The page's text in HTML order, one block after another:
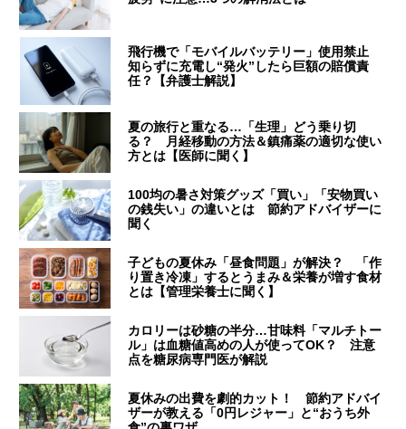
飛行機で「モバイルバッテリー」使用禁止
知らずに充電し“発火”したら巨額の賠償責
任？【弁護士解説】
夏の旅行と重なる…「生理」どう乗り切
る？ 月経移動の方法＆鎮痛薬の適切な使い
方とは【医師に聞く】
100均の暑さ対策グッズ「買い」「安物買い
の銭失い」の違いとは 節約アドバイザーに
聞く
子どもの夏休み「昼食問題」が解決？ 「作
り置き冷凍」するとうまみ＆栄養が増す食材
とは【管理栄養士に聞く】
カロリーは砂糖の半分…甘味料「マルチトー
ル」は血糖値高めの人が使ってOK？ 注意
点を糖尿病専門医が解説
夏休みの出費を劇的カット！ 節約アドバイ
ザーが教える「0円レジャー」と“おうち外